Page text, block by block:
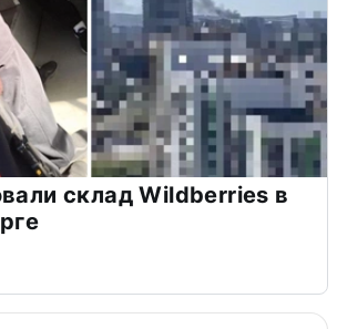
склад Wildberries в